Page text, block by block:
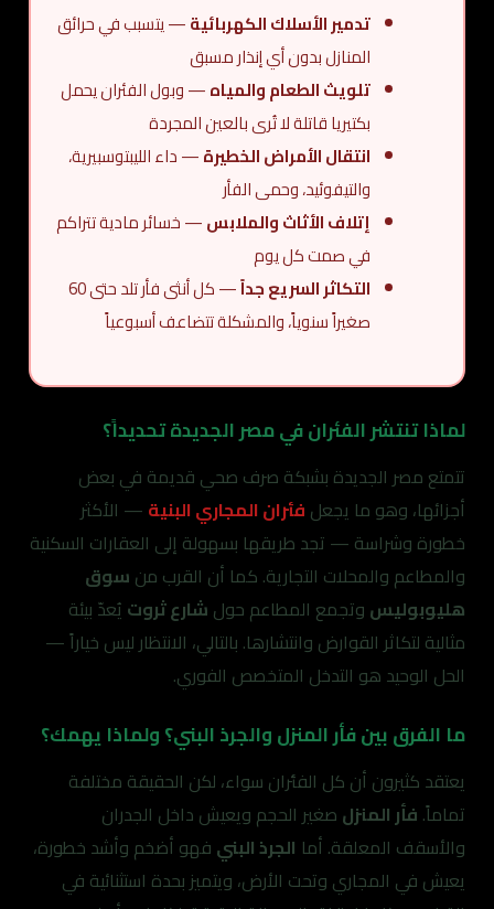
تدمير الأسلاك الكهربائية— يتسبب في حرائق
المنازل بدون أي إنذار مسبق
تلويث الطعام والمياه— وبول الفئران يحمل
بكتيريا قاتلة لا تُرى بالعين المجردة
انتقال الأمراض الخطيرة— داء الليبتوسبيرية،
والتيفوئيد، وحمى الفأر
إتلاف الأثاث والملابس— خسائر مادية تتراكم
في صمت كل يوم
التكاثر السريع جداً
— كل أنثى فأر تلد حتى 60
صغيراً سنوياً، والمشكلة تتضاعف أسبوعياً
لماذا تنتشر الفئران في مصر الجديدة تحديداً؟
تتمتع مصر الجديدة بشبكة صرف صحي قديمة في بعض
أجزائها، وهو ما يجعلفئران المجاري البنية— الأكثر
خطورة وشراسة — تجد طريقها بسهولة إلى العقارات السكنية
والمطاعم والمحلات التجارية. كما أن القرب منسوق
هليوبوليسوتجمع المطاعم حولشارع ثروتيُعدّ بيئة
مثالية لتكاثر القوارض وانتشارها. بالتالي، الانتظار ليس خياراً —
الحل الوحيد هو التدخل المتخصص الفوري.
ما الفرق بين فأر المنزل والجرذ البني؟ ولماذا يهمك؟
يعتقد كثيرون أن كل الفئران سواء، لكن الحقيقة مختلفة
تماماً.فأر المنزلصغير الحجم ويعيش داخل الجدران
والأسقف المعلقة. أما الجرذ البنيفهو أضخم وأشد خطورة،
يعيش في المجاري وتحت الأرض، ويتميز بحدة استثنائية في